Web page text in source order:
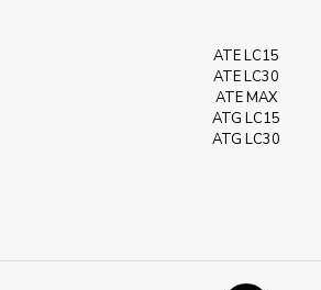
ATE LC15
ATE LC30
ATE MAX
ATG LC15
ATG LC30